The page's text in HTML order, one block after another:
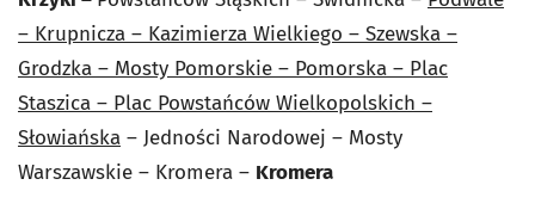
– Krupnicza – Kazimierza Wielkiego – Szewska –
Grodzka – Mosty Pomorskie – Pomorska – Plac
Staszica – Plac Powstańców Wielkopolskich –
Słowiańska – Jedności Narodowej – Mosty
Warszawskie – Kromera – Kromera